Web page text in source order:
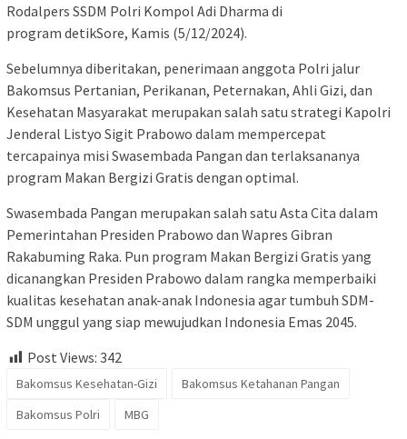
Rodalpers SSDM Polri Kompol Adi Dharma di
program detikSore, Kamis (5/12/2024).
Sebelumnya diberitakan, penerimaan anggota Polri jalur
Bakomsus Pertanian, Perikanan, Peternakan, Ahli Gizi, dan
Kesehatan Masyarakat merupakan salah satu strategi Kapolri
Jenderal Listyo Sigit Prabowo dalam mempercepat
tercapainya misi Swasembada Pangan dan terlaksananya
program Makan Bergizi Gratis dengan optimal.
Swasembada Pangan merupakan salah satu Asta Cita dalam
Pemerintahan Presiden Prabowo dan Wapres Gibran
Rakabuming Raka. Pun program Makan Bergizi Gratis yang
dicanangkan Presiden Prabowo dalam rangka memperbaiki
kualitas kesehatan anak-anak Indonesia agar tumbuh SDM-
SDM unggul yang siap mewujudkan Indonesia Emas 2045.
Post Views: 342
Bakomsus Kesehatan-Gizi
Bakomsus Ketahanan Pangan
Bakomsus Polri
MBG